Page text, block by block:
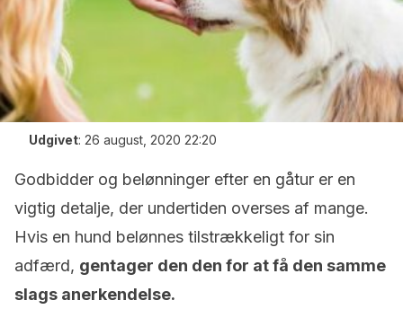
Udgivet: 26 august, 2020 22:20
Godbidder og belønninger efter en gåtur er en
vigtig detalje, der undertiden overses af mange.
Hvis en hund belønnes tilstrækkeligt for sin
adfærd, gentager den den for at få den samme
slags anerkendelse.